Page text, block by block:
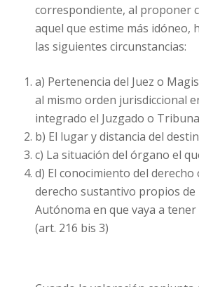
correspondiente, al proponer
aquel que estime más idóneo,
las siguientes circunstancias:
a) Pertenencia del Juez o
al mismo orden jurisdiccional
integrado el Juzgado o
b) El lugar y distancia del
c) La situación del órgano el
d) El conocimiento del derecho
derecho sustantivo propios de
Autónoma en que vaya a
(art. 216 bis 3)